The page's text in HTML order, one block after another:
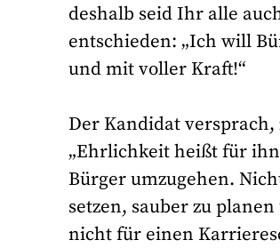
deshalb seid Ihr alle
entschieden: „Ich will
und mit voller Kraft!“
Der Kandidat
„Ehrlichkeit heißt für
Bürger umzugehen.
setzen, sauber zu
nicht für einen